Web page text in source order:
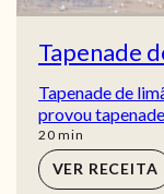
Tapenade
Tapenade de
provou
20min
min
VER RECEITA